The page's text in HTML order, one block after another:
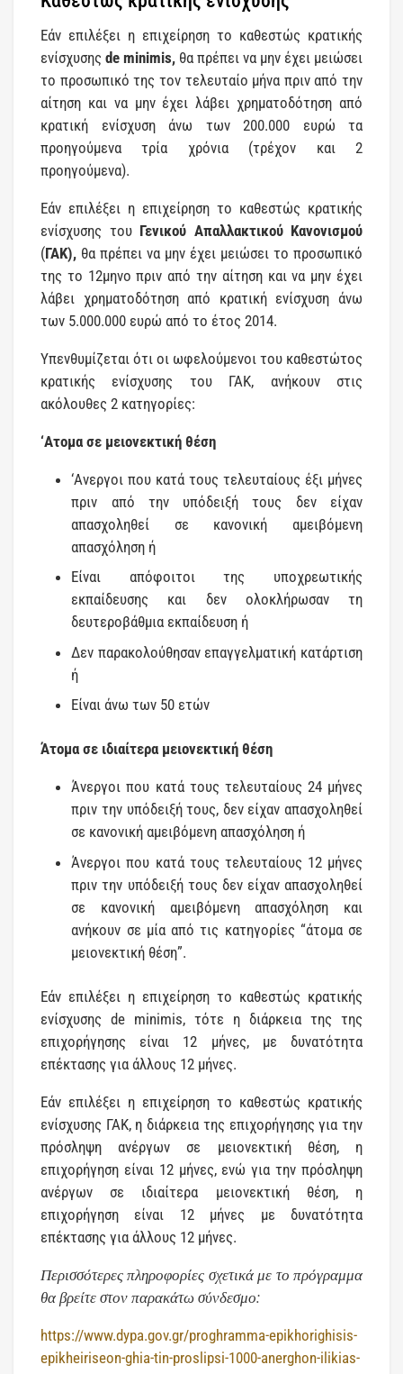
Εάν επιλέξει η επιχείρηση το καθεστώς κρατικής
ενίσχυσης de minimis, θα πρέπει να μην έχει μειώσει
το προσωπικό της τον τελευταίο μήνα πριν από την
αίτηση και να μην έχει λάβει χρηματοδότηση από
κρατική ενίσχυση άνω των 200.000 ευρώ τα
προηγούμενα τρία χρόνια (τρέχον και 2
προηγούμενα).
Εάν επιλέξει η επιχείρηση το καθεστώς κρατικής
ενίσχυσης του Γενικού Απαλλακτικού Κανονισμού
(ΓΑΚ), θα πρέπει να μην έχει μειώσει το προσωπικό
της το 12μηνο πριν από την αίτηση και να μην έχει
λάβει χρηματοδότηση από κρατική ενίσχυση άνω
των 5.000.000 ευρώ από το έτος 2014.
Υπενθυμίζεται ότι οι ωφελούμενοι του καθεστώτος
κρατικής ενίσχυσης του ΓΑΚ, ανήκουν στις
ακόλουθες 2 κατηγορίες:
‘Ατομα σε μειονεκτική θέση
‘Ανεργοι που κατά τους τελευταίους έξι μήνες
πριν από την υπόδειξή τους δεν είχαν
απασχοληθεί σε κανονική αμειβόμενη
απασχόληση ή
Είναι απόφοιτοι της υποχρεωτικής
εκπαίδευσης και δεν ολοκλήρωσαν τη
δευτεροβάθμια εκπαίδευση ή
Δεν παρακολούθησαν επαγγελματική κατάρτιση
ή
Είναι άνω των 50 ετών
Άτομα σε ιδιαίτερα μειονεκτική θέση
Άνεργοι που κατά τους τελευταίους 24 μήνες
πριν την υπόδειξή τους, δεν είχαν απασχοληθεί
σε κανονική αμειβόμενη απασχόληση ή
Άνεργοι που κατά τους τελευταίους 12 μήνες
πριν την υπόδειξή τους δεν είχαν απασχοληθεί
σε κανονική αμειβόμενη απασχόληση και
ανήκουν σε μία από τις κατηγορίες “άτομα σε
μειονεκτική θέση”.
Εάν επιλέξει η επιχείρηση το καθεστώς κρατικής
ενίσχυσης de minimis, τότε η διάρκεια της της
επιχορήγησης είναι 12 μήνες, με δυνατότητα
επέκτασης για άλλους 12 μήνες.
Εάν επιλέξει η επιχείρηση το καθεστώς κρατικής
ενίσχυσης ΓΑΚ, η διάρκεια της επιχορήγησης για την
πρόσληψη ανέργων σε μειονεκτική θέση, η
επιχορήγηση είναι 12 μήνες, ενώ για την πρόσληψη
ανέργων σε ιδιαίτερα μειονεκτική θέση, η
επιχορήγηση είναι 12 μήνες με δυνατότητα
επέκτασης για άλλους 12 μήνες.
Περισσότερες πληροφορίες σχετικά με το πρόγραμμα
θα βρείτε στον παρακάτω σύνδεσμο:
https://www.dypa.gov.gr/proghramma-epikhorighisis-
epikheiriseon-ghia-tin-proslipsi-1000-anerghon-ilikias-